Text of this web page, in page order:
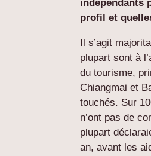
indépendants
profil et
Il s’agit
plupart sont à
du tourisme,
Chiangmai et
touchés. Sur
n’ont pas de
plupart
an, avant les